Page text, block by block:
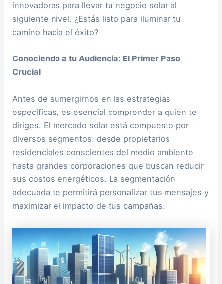
innovadoras para llevar tu negocio solar al
siguiente nivel. ¿Estás listo para iluminar tu
camino hacia el éxito?
Conociendo a tu Audiencia: El Primer Paso
Crucial
Antes de sumergirnos en las estrategias
específicas, es esencial comprender a quién te
diriges. El mercado solar está compuesto por
diversos segmentos: desde propietarios
residenciales conscientes del medio ambiente
hasta grandes corporaciones que buscan reducir
sus costos energéticos. La segmentación
adecuada te permitirá personalizar tus mensajes y
maximizar el impacto de tus campañas.